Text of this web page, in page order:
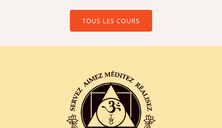
TOUS LES COURS